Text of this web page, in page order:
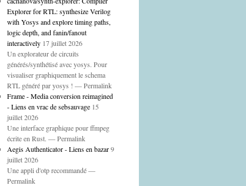
Explorer for RTL: synthesize Verilog
with Yosys and explore timing paths,
logic depth, and fanin/fanout
interactively 17 juillet 2026
Un explorateur de circuits
générés/synthétisé avec yosys. Pour
visualiser graphiquement le schema
RTL généré par yosys ! — Permalink
Frame - Media conversion reimagined
- Liens en vrac de sebsauvage 15
juillet 2026
Une interface graphique pour ffmpeg
écrite en Rust. — Permalink
Aegis Authenticator - Liens en bazar 9
juillet 2026
Une appli d'otp recommandé —
Permalink